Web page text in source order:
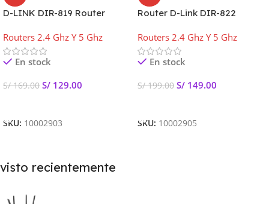
D-LINK DIR-819 Router
2.4, 5GHz AC750
Routers 2.4 Ghz Y 5 Ghz
En stock
S/169.00 S/ 129.00
SKU: 10002903
Router D-Link DIR-822
Routers 2.4 Ghz Y 5 Ghz
En stock
S/199.00 S/ 149.00
SKU: 10002905
visto recientemente